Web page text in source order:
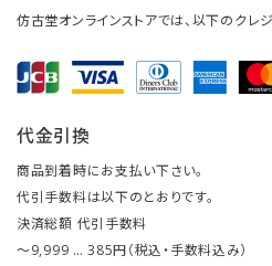
仿古堂オンラインストアでは、以下のクレ
代金引換
商品到着時にお支払い下さい。
代引手数料は以下のとおりです。
決済総額 代引手数料
～9,999 … 385円（税込・手数料込み）